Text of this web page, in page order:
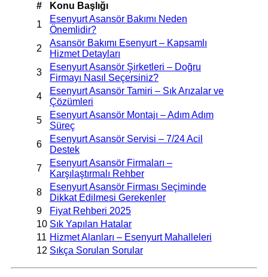
#
Konu Başlığı
1
Esenyurt Asansör Bakımı Neden
Önemlidir?
2
Asansör Bakımı Esenyurt – Kapsamlı
Hizmet Detayları
3
Esenyurt Asansör Şirketleri – Doğru
Firmayı Nasıl Seçersiniz?
4
Esenyurt Asansör Tamiri – Sık Arızalar ve
Çözümleri
5
Esenyurt Asansör Montajı – Adım Adım
Süreç
6
Esenyurt Asansör Servisi – 7/24 Acil
Destek
7
Esenyurt Asansör Firmaları –
Karşılaştırmalı Rehber
8
Esenyurt Asansör Firması Seçiminde
Dikkat Edilmesi Gerekenler
9
Fiyat Rehberi 2025
10 Sık Yapılan Hatalar
11 Hizmet Alanları – Esenyurt Mahalleleri
12 Sıkça Sorulan Sorular